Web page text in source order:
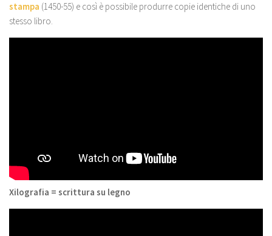
stampa (1450-55) e così è possibile produrre copie identiche di uno
stesso libro.
Xilografia = scrittura su legno